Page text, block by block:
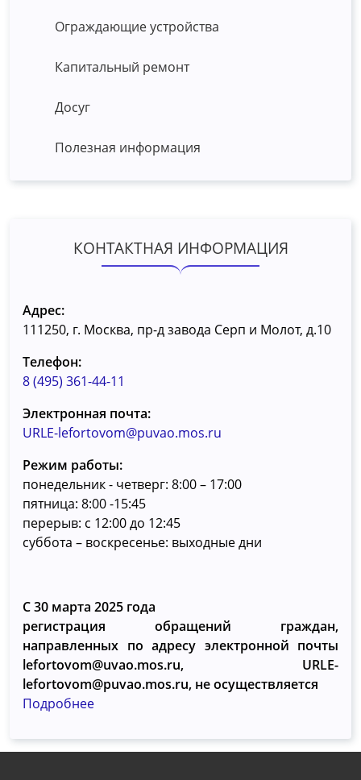
Ограждающие устройства
Капитальный ремонт
Досуг
Полезная информация
КОНТАКТНАЯ ИНФОРМАЦИЯ
Адрес:
111250, г. Москва, пр-д завода Серп и Молот, д.10
Телефон:
8 (495) 361-44-11
Электронная почта:
URLE-lefortovom@puvao.mos.ru
Режим работы:
понедельник - четверг: 8:00 – 17:00
пятница: 8:00 -15:45
перерыв: с 12:00 до 12:45
суббота – воскресенье: выходные дни
С 30 марта 2025 года
регистрация обращений граждан,
направленных по адресу электронной почты
lefortovom@uvao.mos.ru, URLE-
lefortovom@puvao.mos.ru, не осуществляется
Подробнее